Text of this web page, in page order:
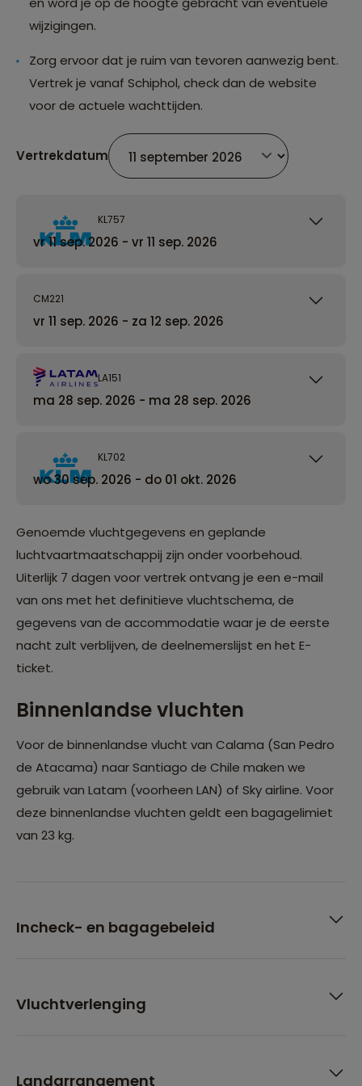
wijzigingen.
Zorg ervoor dat je ruim van tevoren aanwezig bent.
Vertrek je vanaf Schiphol, check dan de website
voor de actuele wachttijden.
Vertrekdatum
KL757
vr 11 sep. 2026 - vr 11 sep. 2026
CM221
vr 11 sep. 2026 - za 12 sep. 2026
LA151
ma 28 sep. 2026 - ma 28 sep. 2026
KL702
wo 30 sep. 2026 - do 01 okt. 2026
Genoemde vluchtgegevens en geplande
luchtvaartmaatschappij zijn onder voorbehoud.
Uiterlijk 7 dagen voor vertrek ontvang je een e-mail
van ons met het definitieve vluchtschema, de
gegevens van de accommodatie waar je de eerste
nacht zult verblijven, de deelnemerslijst en het E-
ticket.
Binnenlandse vluchten
Voor de binnenlandse vlucht van Calama (San Pedro
de Atacama) naar Santiago de Chile maken we
gebruik van Latam (voorheen LAN) of Sky airline. Voor
deze binnenlandse vluchten geldt een bagagelimiet
van 23 kg.
Incheck- en bagagebeleid
Vluchtverlenging
Landarrangement